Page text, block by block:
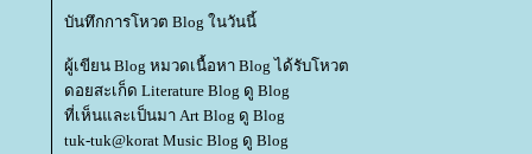
บันทึกการโหวต Blog ในวันนี้
ผู้เขียน Blog หมวดเนื้อหา Blog ได้รับโหวต
ดอยสะเก็ด Literature Blog ดู Blog
ที่เห็นและเป็นมา Art Blog ดู Blog
tuk-tuk@korat Music Blog ดู Blog